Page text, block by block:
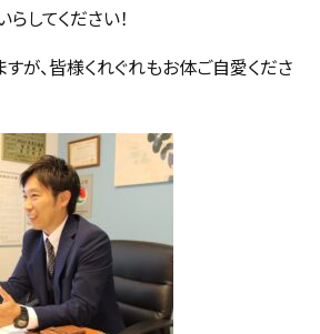
してください！
が、皆様くれぐれもお体ご自愛くださ